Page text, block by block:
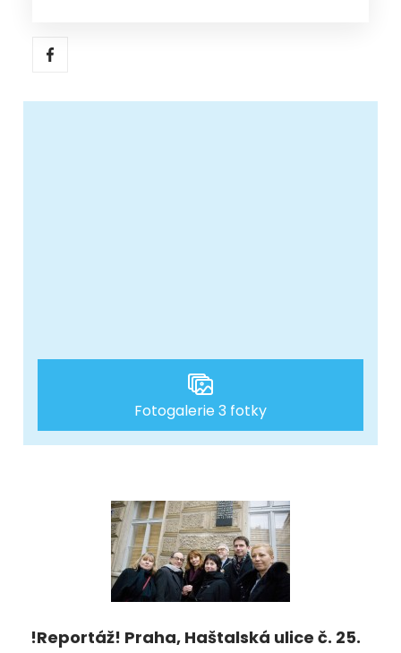
Fotogalerie 3 fotky
!Reportáž! Praha, Haštalská ulice č. 25.